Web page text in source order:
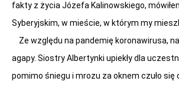
fakty z życia Józefa Kalinowskiego,
Syberyjskim, w mieście, w którym my
Ze względu na pandemię koronawirusa,
agapy. Siostry Albertynki upiekły dla
pomimo śniegu i mrozu za oknem czuło się